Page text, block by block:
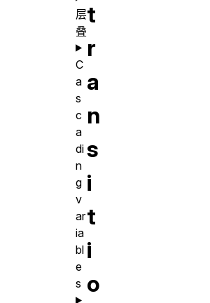
t
r
a
n
s
i
t
i
o
层
叠
C
a
s
c
a
di
n
g
v
ar
ia
bl
e
s